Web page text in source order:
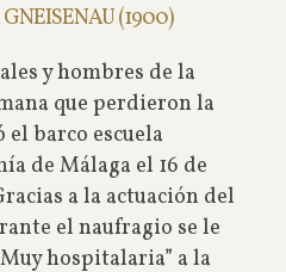
(1900)
y hombres de la
que perdieron la
barco escuela
de Málaga el 16 de
a la actuación del
el naufragio se le
hospitalaria” a la